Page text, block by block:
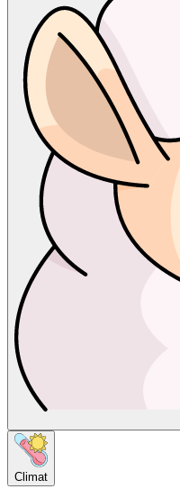
Climat